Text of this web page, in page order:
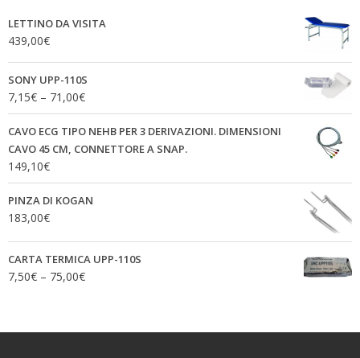
LETTINO DA VISITA
439,00€
SONY UPP-110S
7,15€ – 71,00€
CAVO ECG TIPO NEHB PER 3 DERIVAZIONI. DIMENSIONI
CAVO 45 CM, CONNETTORE A SNAP.
149,10€
PINZA DI KOGAN
183,00€
CARTA TERMICA UPP-110S
7,50€ – 75,00€